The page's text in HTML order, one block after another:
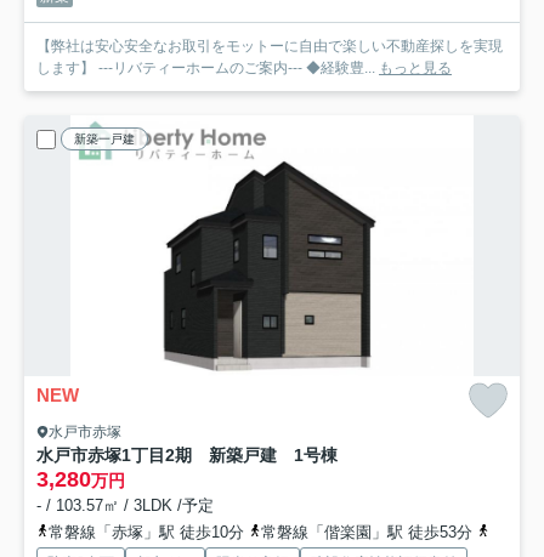
【弊社は安心安全なお取引をモットーに自由で楽しい不動産探しを実現
します】 ---リバティーホームのご案内--- ◆経験豊... もっと見る
新築一戸建
NEW
水戸市赤塚
水戸市赤塚1丁目2期 新築戸建 1号棟
3,280万円
- / 103.57㎡ / 3LDK /予定
常磐線「赤塚」駅 徒歩10分
常磐線「偕楽園」駅 徒歩53分